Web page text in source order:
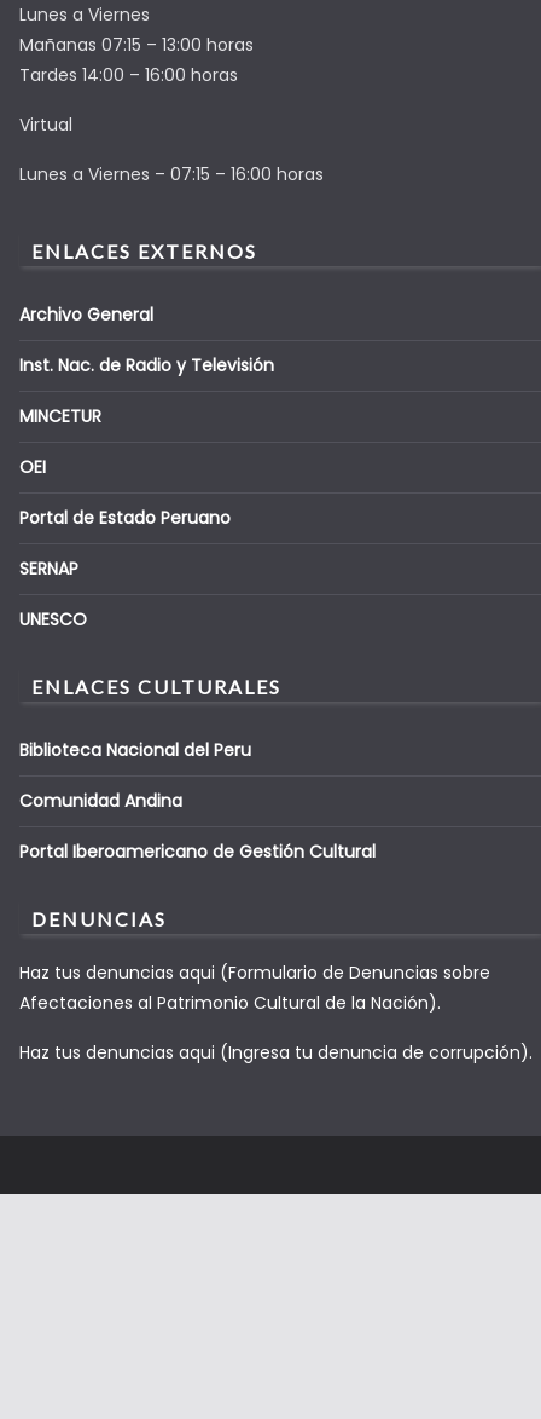
Lunes a Viernes
Mañanas 07:15 – 13:00 horas
Tardes 14:00 – 16:00 horas
Virtual
Lunes a Viernes – 07:15 – 16:00 horas
ENLACES EXTERNOS
Archivo General
Inst. Nac. de Radio y Televisión
MINCETUR
OEI
Portal de Estado Peruano
SERNAP
UNESCO
ENLACES CULTURALES
Biblioteca Nacional del Peru
Comunidad Andina
Portal Iberoamericano de Gestión Cultural
DENUNCIAS
Haz tus denuncias aqui (Formulario de Denuncias sobre
Afectaciones al Patrimonio Cultural de la Nación).
Haz tus denuncias aqui (Ingresa tu denuncia de corrupción).